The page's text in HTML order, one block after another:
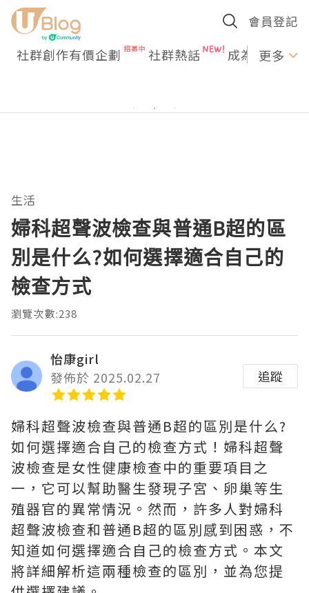
會員登記
社群創作有價企劃 社群熱話 成為U更多
生活
婦科超聲波檢查與普通B超的區
別是什么?如何選擇適合自己的
檢查方式
瀏覽次數:238
怡康girl
發佈於 2025.02.27
追蹤
婦科超聲波檢查與普通B超的區別是什么?
如何選擇適合自己的檢查方式！婦科超聲
波檢查是女性健康檢查中的重要項目之
一，它可以幫助醫生發現子宮、卵巢等生
殖器官的異常情況。然而，許多人對婦科
超聲波檢查和普通B超的區別感到困惑，不
知道如何選擇適合自己的檢查方式。本文
將詳細解析這兩種檢查的區別，並為您提